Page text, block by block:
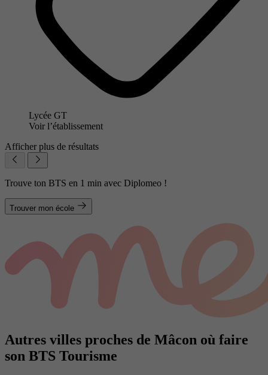
Lycée GT
Voir l’établissement
Afficher plus de résultats
Trouve ton BTS en 1 min avec Diplomeo !
Trouver mon école
Autres villes proches de Mâcon où faire
son BTS Tourisme